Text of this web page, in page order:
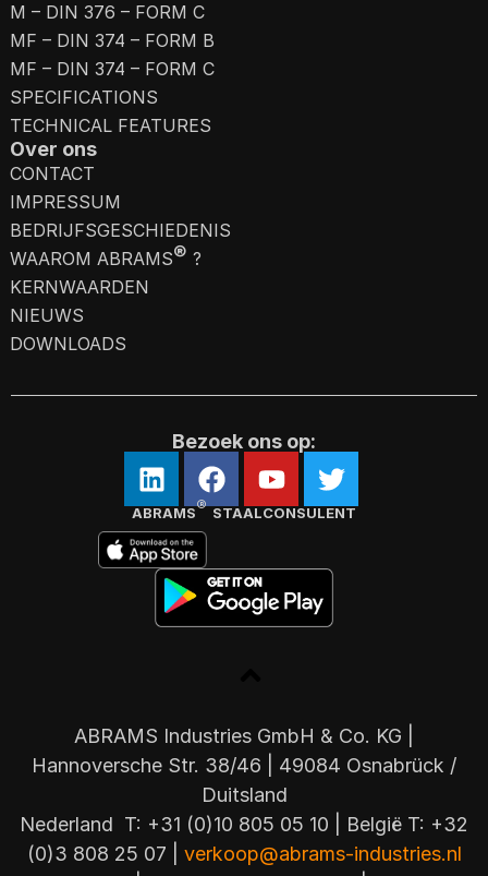
M – DIN 376 – FORM C
MF – DIN 374 – FORM B
MF – DIN 374 – FORM C
SPECIFICATIONS
TECHNICAL FEATURES
Over ons
CONTACT
IMPRESSUM
BEDRIJFSGESCHIEDENIS
WAAROM ABRAMS® ?
KERNWAARDEN
NIEUWS
DOWNLOADS
Bezoek ons op:
ABRAMS® STAALCONSULENT
ABRAMS Industries GmbH & Co. KG |
Hannoversche Str. 38/46 | 49084 Osnabrück /
Duitsland
Nederland T: +31 (0)10 805 05 10 | België T: +32
(0)3 808 25 07 | verkoop@abrams-industries.nl